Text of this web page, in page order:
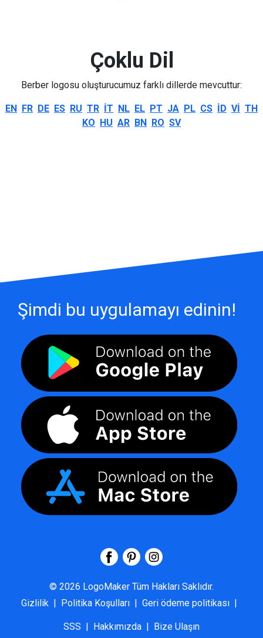
Çoklu Dil
Berber logosu oluşturucumuz farklı dillerde mevcuttur:
EN FR DE ES RU TR IT NL EL PT JA PL CS ID VI TH
KO HU AR BN RO SV
Şimdi bu uygulamayı edinin!
© 2026 LogoMaker Tüm Hakları Saklıdır.
Gizlilik | Politika Koşulları | Geri ödeme politikası |
SSS | Hakkımızda | Bize Ulaşın